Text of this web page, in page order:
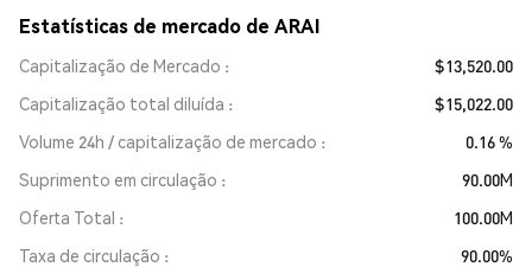
Estatísticas de mercado de ARAI
Capitalização de Mercado
$13,520.00
Capitalização total diluída
$15,022.00
Volume 24h / capitalização de mercado
0.16 %
Suprimento em circulação
90.00M
Oferta Total
100.00M
Taxa de circulação
90.00%